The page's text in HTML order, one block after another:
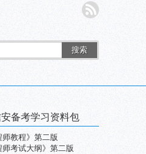
搜索
备考学习资料包
教程》第二版
考试大纲》第二版